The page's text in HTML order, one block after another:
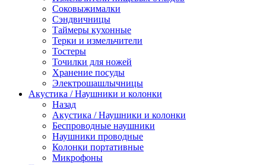
Cоковыжималки
Сэндвичницы
Таймеры кухонные
Терки и измельчители
Тостеры
Точилки для ножей
Хранение посуды
Электрошашлычницы
Акустика / Наушники и колонки
Назад
Акустика / Наушники и колонки
Беспроводные наушники
Наушники проводные
Колонки портативные
Микрофоны